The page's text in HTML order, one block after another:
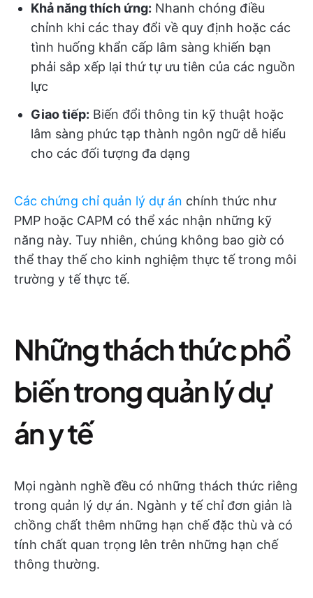
Khả năng thích ứng: Nhanh chóng điều
chỉnh khi các thay đổi về quy định hoặc các
tình huống khẩn cấp lâm sàng khiến bạn
phải sắp xếp lại thứ tự ưu tiên của các nguồn
lực
Giao tiếp: Biến đổi thông tin kỹ thuật hoặc
lâm sàng phức tạp thành ngôn ngữ dễ hiểu
cho các đối tượng đa dạng
Các chứng chỉ quản lý dự án chính thức như
PMP hoặc CAPM có thể xác nhận những kỹ
năng này. Tuy nhiên, chúng không bao giờ có
thể thay thế cho kinh nghiệm thực tế trong môi
trường y tế thực tế.
Những thách thức phổ
biến trong quản lý dự
án y tế
Mọi ngành nghề đều có những thách thức riêng
trong quản lý dự án. Ngành y tế chỉ đơn giản là
chồng chất thêm những hạn chế đặc thù và có
tính chất quan trọng lên trên những hạn chế
thông thường.